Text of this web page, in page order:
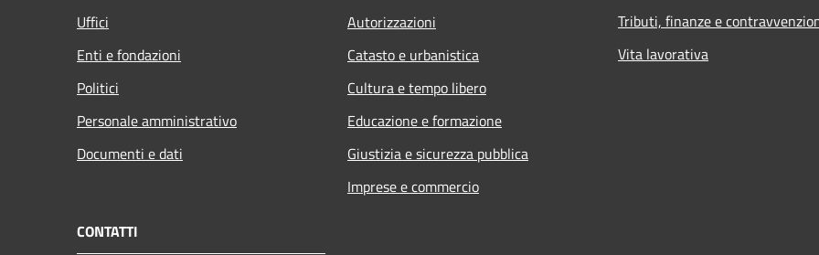
Uffici
Enti e fondazioni
Politici
Personale amministrativo
Documenti e dati
Autorizzazioni
Catasto e urbanistica
Cultura e tempo libero
Educazione e formazione
Giustizia e sicurezza pubblica
Imprese e commercio
Tributi, finanze e
Vita lavorativa
CONTATTI